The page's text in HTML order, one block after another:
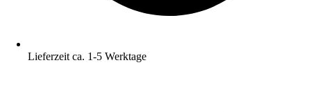
Lieferzeit ca. 1-5 Werktage